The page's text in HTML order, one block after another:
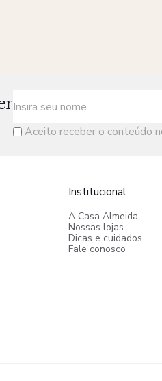
Aceito receber o conteúdo
Institucional
A Casa Almeida
Nossas lojas
Dicas e cuidados
Fale conosco